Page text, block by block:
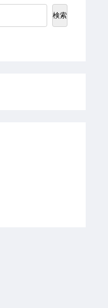
検索